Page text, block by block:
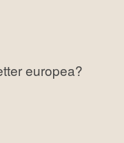
europea?